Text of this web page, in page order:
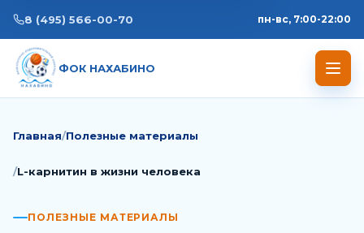
8 (495) 566-00-70 пн-вс, 7:00-22:00
ФОК НАХАБИНО
Главная Полезные материалы
L-карнитин в жизни человека
ПОЛЕЗНЫЕ МАТЕРИАЛЫ